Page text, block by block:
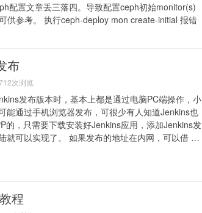
配置文章丢三落四。导致配置ceph初始monitor(s)
供参考。 执行ceph-deploy mon create-initial 报错
布
次浏览
发布版本时，基本上都是通过电脑PC端操作，小
能通过手机浏览器发布，可很少有人知道Jenkins也
的，只需要下载安装好Jenkins应用，添加Jenkins发
就可以实现了。 如果发布的地址在内网，可以借 …
程